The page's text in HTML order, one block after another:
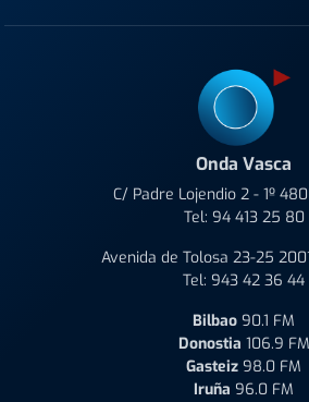
Onda Vasca
C/ Padre Lojendio 2 - 1º
Tel: 94 413 25 80
Avenida de Tolosa 23-25
Tel: 943 42 36 44
Bilbao 90.1 FM
Donostia 106.9 FM
Gasteiz 98.0 FM
Iruña 96.0 FM